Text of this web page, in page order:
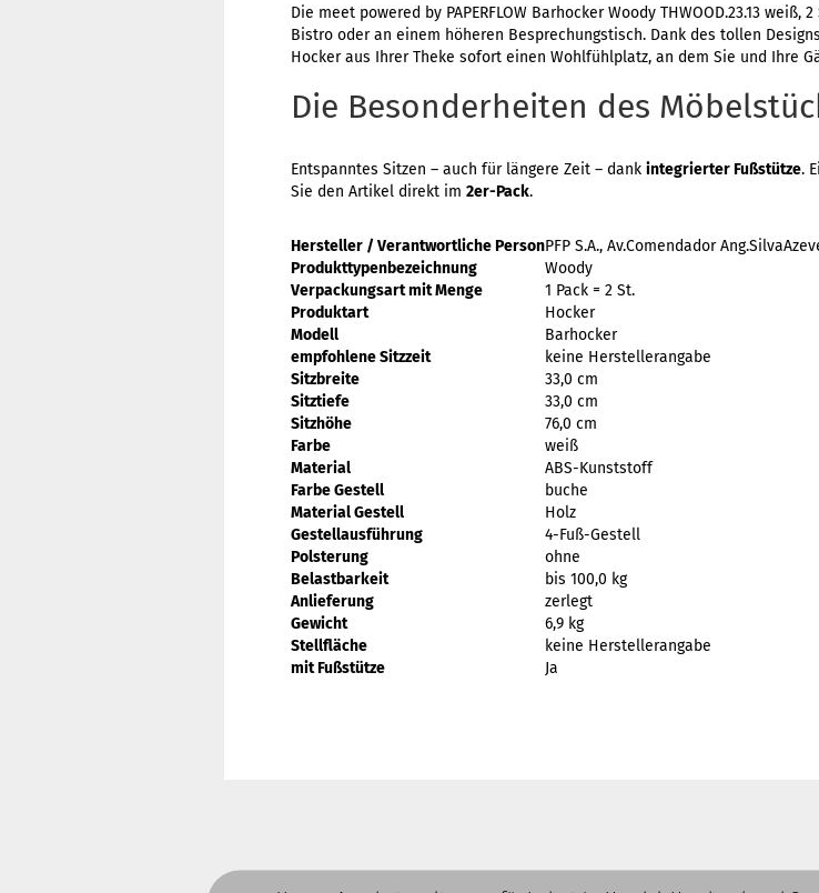
Die meet powered by PAPERFLOW Barhocker Woody THWOOD.23.13
Bistro oder an einem höheren Besprechungstisch. Dank des tollen
Hocker aus Ihrer Theke sofort einen Wohlfühlplatz, an dem Sie und Ihre
Die Besonderheiten des
Entspanntes Sitzen – auch für längere Zeit – dank integrierter Fußstütze.
Sie den Artikel direkt im 2er-Pack.
Hersteller / Verantwortliche PersonPFP S.A., Av.Comendador
Produkttypenbezeichnung
Woody
Verpackungsart mit Menge
1 Pack = 2 St.
Produktart
Hocker
Modell
Barhocker
empfohlene Sitzzeit
keine Herstellerangabe
Sitzbreite
33,0 cm
Sitztiefe
33,0 cm
Sitzhöhe
76,0 cm
Farbe
weiß
Material
ABS-Kunststoff
Farbe Gestell
buche
Material Gestell
Holz
Gestellausführung
4-Fuß-Gestell
Polsterung
ohne
Belastbarkeit
bis 100,0 kg
Anlieferung
zerlegt
Gewicht
6,9 kg
Stellfläche
keine Herstellerangabe
mit Fußstütze
Ja